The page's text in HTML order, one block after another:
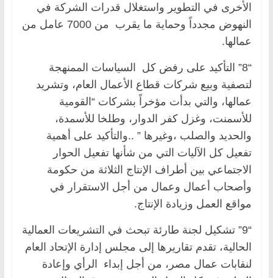
الأخرى في التطوير واستغلال قدرات الشركة في
النهوض مجدداً وحماية ما يقرب من 7000 عامل من
عمالها.
“8” التأكيد على رفض كل السياسات الممنهجة
لتصفية وبيع شركات قطاع الأعمال العام، وتشريد
عمالها، والتي بدأت مؤخراً بشركات “القومية
للأسمنت، وغزل كفر الدوار، وطلخا للأسمدة،
والحديد والصلب ،وغيرها ” ..والتأكيد على أهمية
تفعيل كل الآليات التي من شأنها تفعيل الحوار
الاجتماعي بين أطراف الإنتاج الثلاثة من حكومة
وأصحاب أعمال وعمال من أجل الاستقرار في
مواقع العمل وزيادة الإنتاج.
“9” تشكيل لجنة طارئة تبحث في التشريعات العمالية
الحالية، تقدم تقاريرها إلى مجلس إدارة الإتحاد العام
لنقابات عمال مصر، من أجل إبداء الرأي وإعادة